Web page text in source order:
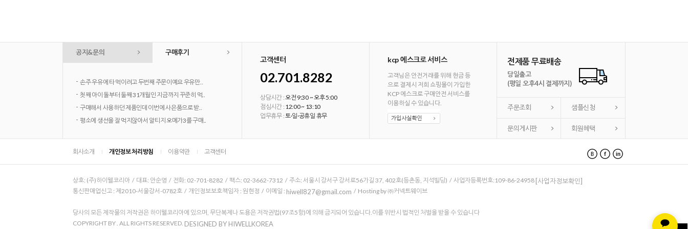
공지&문의 구매후기
- 손주 우유에 타 먹이려고 두번째 주문이예요 우유만..
- 첫째 아이 돌부터 둘째 31개월인 지금까지 꾸준히 먹..
- 구매해서 사용하던 제품인데 이번에 사은품으로 받..
- 평소에 생선을 잘 먹지않아서 알티지 오메가3를 구매..
고객센터
02.701.8282
상담시간 :오전 9:30 ~ 오후 5:00
점심시간 : 12:00 ~ 13:10
업무휴무 :토·일·공휴일 휴무
kcp 에스크로 서비스
고객님은 안전거래를 위해 현금 등
으로 결제시 저희 쇼핑몰이 가입한
KCP 에스크로 구매안전 서비스를
이용하실 수 있습니다.
전제품 무료배송
당일출고
(평일 오후4시 결제까지)
주문조회 샘플신청
문의게시판 회원혜택
회사소개 개인정보 처리방침 이용약관 고객센터
상호: (주)하이웰코리아 / 대표: 안순영 / 전화: 02-701-8282 / 팩스: 02-3662-7312 / 주소: 서울시 강서구 강서로56가길 37, 402호(등촌동, 지석빌딩) / 사업자등록번호:109-86-24958 [사업자정보확인]
통신판매업신고 : 제2010-서울강서-0782호 / 개인정보보호책임자 : 원현정 / 이메일 : hiwell827@gmail.com / Hosting by ㈜커넥트웨이브
당사의 모든 제작물의 저작권은 하이웰코리아에 있으며, 무단복제나 도용은 저작권법(97조5항)에 의해 금지되어 있습니다.이를 위반시 법적인 처벌을 받을 수 있습니다
COPYRIGHT BY. ALL RIGHTS RESERVED. DESIGNED BY HIWELLKOREA